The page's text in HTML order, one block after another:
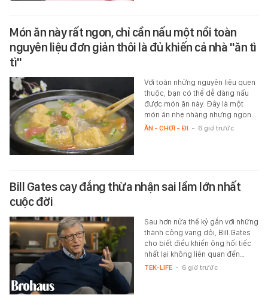
Món ăn này rất ngon, chỉ cần nấu một nồi toàn
nguyên liệu đơn giản thôi là đủ khiến cả nhà "ăn tì
tì"
Với toàn những nguyên liệu quen
thuộc, bạn có thể dễ dàng nấu
được món ăn này. Đây là một
món ăn nhẹ nhàng nhưng ngon…
ĂN - CHƠI - ĐI - 6 giờ trước
Bill Gates cay đắng thừa nhận sai lầm lớn nhất
cuộc đời
Sau hơn nửa thế kỷ gắn với những
thành công vang dội, Bill Gates
cho biết điều khiến ông hối tiếc
nhất lại không liên quan đến…
TEK-LIFE - 6 giờ trước